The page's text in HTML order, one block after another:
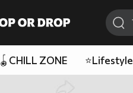
🪀CHILL ZONE ⭐Lifestyle